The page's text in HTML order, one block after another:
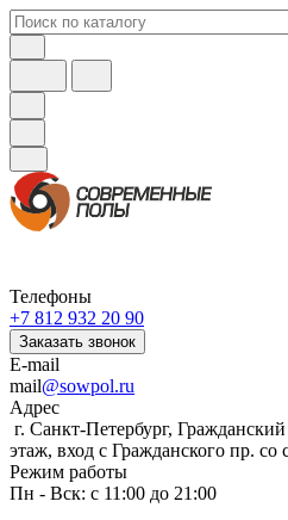
Телефоны
+7 812 932 20 90
Заказать звонок
E-mail
mail@sowpol.ru
Адрес
г. Санкт-Петербург,
этаж, вход с Гражданского пр.
Режим работы
Пн - Вск: с 11:00 до 21:00